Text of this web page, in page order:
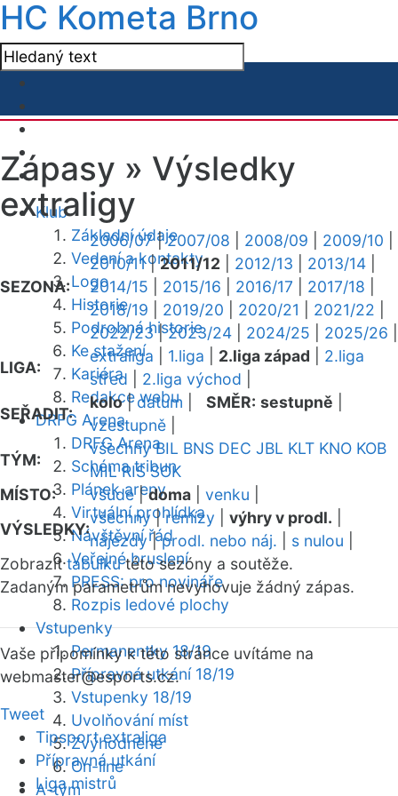
HC Kometa Brno
Klub
Základní údaje
Vedení a kontakty
Logo
Historie
Podrobná historie
Ke stažení
Kariéra
Redakce webu
DRFG Arena
DRFG Arena
Schéma tribun
Plánek areny
Virtuální prohlídka
Návštěvní řád
Veřejné bruslení
PRESS: pro novináře
Rozpis ledové plochy
Vstupenky
Permanentky 18/19
Přípravná utkání 18/19
Vstupenky 18/19
Uvolňování míst
Zvýhodněné
On-line
A-tým
Zápasy » Výsledky
extraligy
SEZONA:
2006/07|2007/08 2008/09 2009/10
2010/11|2011/12 2012/13 2013/14
2014/15
2015/16 2016/17 2017/18
2018/19
2019/20 2020/21 2021/22
2022/23|2023/24 2024/25 2025/26
LIGA:
extraliga 1.liga 2.liga západ
2.liga
střed
2.liga východ
SEŘADIT:
kolo|datum SMĚR: sestupně
vzestupně
TÝM:
všechny BIL BNS DEC JBL KLT KNO KOB
MIL RIS SOK
MÍSTO:
všude|doma venku
VÝSLEDKY:
všechny|remízy výhry v prodl.
nájezdy|prodl. nebo náj. s nulou
Zobrazittabulkutéto sezóny a soutěže.
Zadaným parametrům nevyhovuje žádný zápas.
Vaše připomínky k této stránce uvítáme na
webmaster@esports.cz.
Tweet
Tipsport extraliga
Přípravná utkání
Liga mistrů